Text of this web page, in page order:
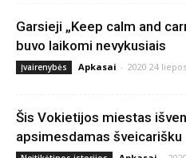
Garsieji „Keep calm and
buvo laikomi nevykusiais
Įvairenybės Apkasai - 2020 24 liepos
Šis Vokietijos miestas
apsimesdamas šveicarišku